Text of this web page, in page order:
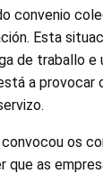
convenio
Esta
de traballo
a
convocou os
que as